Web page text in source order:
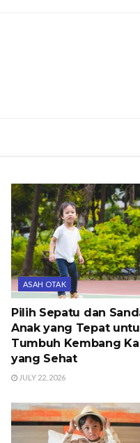
ASAH OTAK
Pilih Sepatu dan
Anak yang Tepat
Tumbuh Kembang
yang Sehat
JULY 22, 2026